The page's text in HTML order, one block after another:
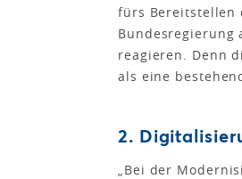
fürs Bereitstellen
Bundesregierung
reagieren. Denn
als eine
2.
„Bei der